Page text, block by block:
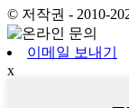
© 저작권 - 2010-
이메일 보내기
x